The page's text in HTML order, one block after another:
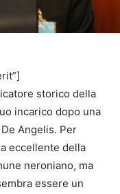
storico della
incarico dopo una
Angelis. Per
eccellente della
neroniano, ma
essere un